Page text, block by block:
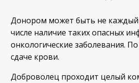
Донором может быть не каждый
числе наличие таких опасных
онкологические заболевания.
сдаче крови.
Доброволец проходит целый